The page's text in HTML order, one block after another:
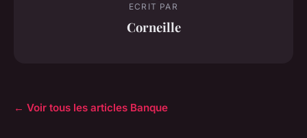
ECRIT PAR
Corneille
← Voir tous les articles Banque